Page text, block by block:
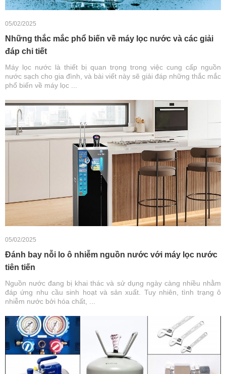
05/02/2025
Những thắc mắc phổ biến về máy lọc nước và các giải
đáp chi tiết
Máy lọc nước là thiết bị quan trọng trong việc cung cấp nguồn
nước sạch cho gia đình, và bài viết này sẽ giải đáp những thắc mắc
phổ biến về máy lọc ...
05/02/2025
Đánh bay nỗi lo ô nhiễm nguồn nước với máy lọc nước
tiên tiến
Nguồn nước đang bị khai thác và sử dụng ngày càng nhiều nhằm
đáp ứng nhu cầu sinh hoạt và sản xuất. Tuy nhiên, tình trạng ô
nhiễm nước bởi hóa chất, ...